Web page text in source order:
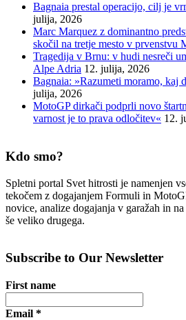
Bagnaia prestal operacijo, cilj je
julija, 2026
Marc Marquez z dominantno
skočil na tretje mesto v prvenstvu
Tragedija v Brnu: v hudi nesreči
Alpe Adria 12. julija, 2026
Bagnaia: »Razumeti moramo, kaj
julija, 2026
MotoGP dirkači podprli novo
varnost je to prava odločitev« 12.
Kdo smo?
Spletni portal Svet hitrosti je namenjen
tekočem z dogajanjem Formuli in
novice, analize dogajanja v garažah in
še veliko drugega.
Subscribe to Our Newsletter
First name
Email *